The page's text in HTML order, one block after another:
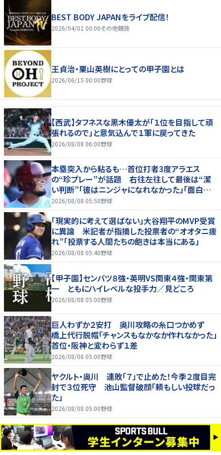
BEST BODY JAPANをライブ配信！
2026/04/01 00:00その他競技
王貞治・栗山英樹にとっての甲子園とは
2026/06/15 00:00野球
【西武】タフネスな黒木優太が「１位を目指して頑
張れるので」と意気込んで１軍に戻ってきた
2026/08/08 06:00野球
本塁突入から粘るも…首位打者3度アラエス
の“珍プレー”が話題 右往左往して最後は“潔
い判断”「彼はニンジャになれなかった」「面白すぎ
る」
2026/08/08 05:50野球
「現実的に考えて選ばない」大谷翔平のMVP受賞
に異論 米記者が指摘した投票者の“オオタニ疲
れ”「投票する人間たちの飽きは本当にある」
2026/08/08 05:40野球
【甲子園】センバツ８強・英明VS関東４強・関東第
一 ともにハイレベルな投手力／見どころ
2026/08/08 05:00野球
巨人わずか２安打 奥川攻略の糸口つかめず
橋上代行脱帽「チャンスもなかなか作れなかった」
首位・阪神と変わらず１差
2026/08/08 05:00野球
ヤクルト・奥川 連敗「７」で止めた！今季２度目完
封で３位死守 池山監督破顔「頼もしい投球だっ
た」
2026/08/08 05:00野球